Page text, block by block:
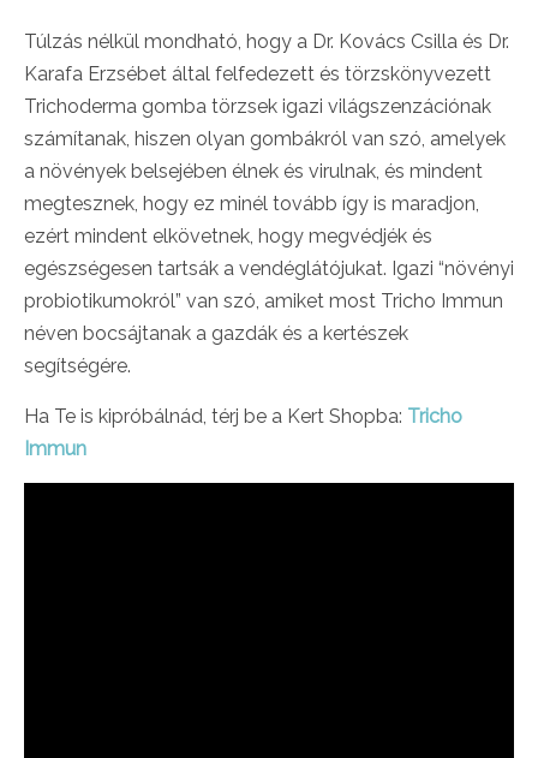
Túlzás nélkül mondható, hogy a Dr. Kovács Csilla és Dr.
Karafa Erzsébet által felfedezett és törzskönyvezett
Trichoderma gomba törzsek igazi világszenzációnak
számítanak, hiszen olyan gombákról van szó, amelyek
a növények belsejében élnek és virulnak, és mindent
megtesznek, hogy ez minél tovább így is maradjon,
ezért mindent elkövetnek, hogy megvédjék és
egészségesen tartsák a vendéglátójukat. Igazi “növényi
probiotikumokról” van szó, amiket most Tricho Immun
néven bocsájtanak a gazdák és a kertészek
segítségére.
Ha Te is kipróbálnád, térj be a Kert Shopba: Tricho
Immun